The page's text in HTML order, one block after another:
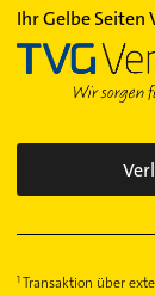
Ihr Gelbe Seiten
Transaktion über